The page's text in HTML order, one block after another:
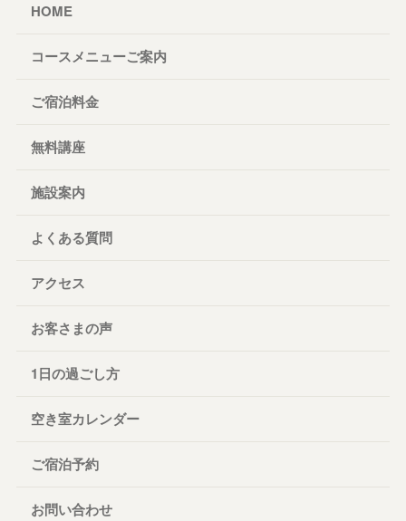
HOME
コースメニューご案内
ご宿泊料金
無料講座
施設案内
よくある質問
アクセス
お客さまの声
1日の過ごし方
空き室カレンダー
ご宿泊予約
お問い合わせ